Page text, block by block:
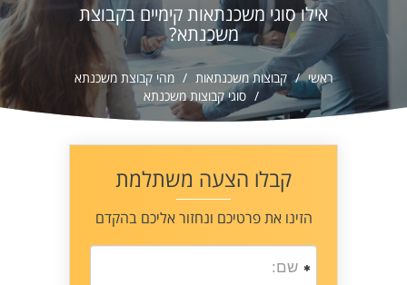
אילו סוגי משכנתאות קימיים בקבוצת
משכנתא?
ראשי קבוצות משכנתאות
מהי קבוצת משכנתא
סוגי קבוצות משכנתא
קבלו הצעה משתלמת
הזינו את פרטיכם ונחזור אליכם בהקדם